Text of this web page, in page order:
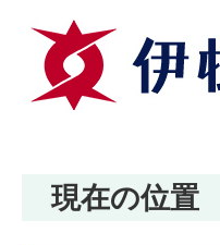
現在の位置